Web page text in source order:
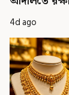
4d ago